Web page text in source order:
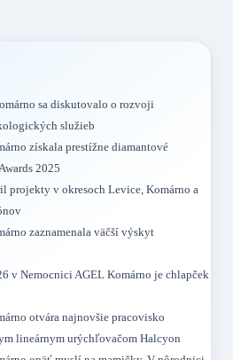
sa diskutovalo o rozvoji
služieb
získala prestížne diamantové
2025
projekty v okresoch Levice, Komárno a
zaznamenala väčší výskyt
v Nemocnici AGEL Komárno je chlapček
otvára najnovšie pracovisko
lineárnym urýchľovačom Halcyon